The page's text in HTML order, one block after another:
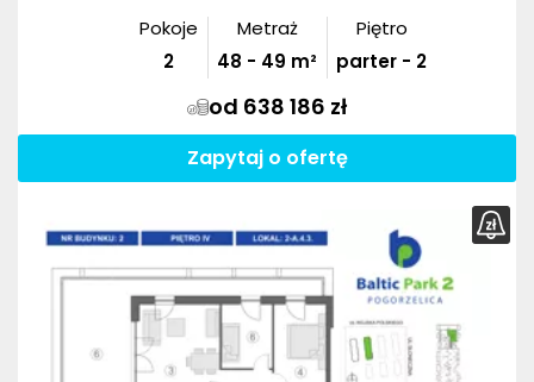
Pokoje
2
Metraż
48 - 49 m²
Piętro
parter - 2
od 638 186 zł
Zapytaj o ofertę